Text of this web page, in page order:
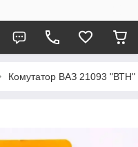
Комутатор ВАЗ 21093 "ВТН"